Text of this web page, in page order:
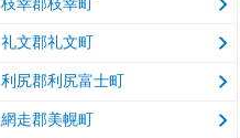
枝幸郡枝幸町
礼文郡礼文町
利尻郡利尻富士町
網走郡美幌町